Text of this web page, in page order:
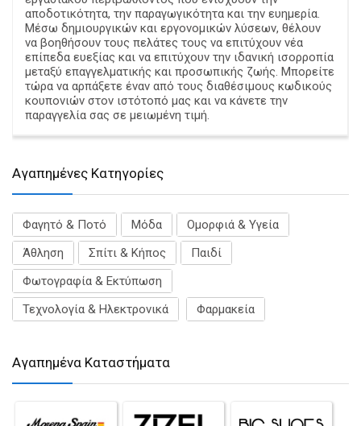
αποδοτικότητα, την παραγωγικότητα και την ευημερία.
Μέσω δημιουργικών και εργονομικών λύσεων, θέλουν
να βοηθήσουν τους πελάτες τους να επιτύχουν νέα
επίπεδα ευεξίας και να επιτύχουν την ιδανική ισορροπία
μεταξύ επαγγελματικής και προσωπικής ζωής. Μπορείτε
τώρα να αρπάξετε έναν από τους διαθέσιμους κωδικούς
κουπονιών στον ιστότοπό μας και να κάνετε την
παραγγελία σας σε μειωμένη τιμή.
Aγαπημένες Κατηγορίες
Φαγητό & Ποτό Μόδα
Ομορφιά & Υγεία
Άθληση
Σπίτι & Κήπος
Παιδί
Φωτογραφία & Εκτύπωση
Τεχνολογία & Ηλεκτρονικά
Φαρμακεία
Αγαπημένα Καταστήματα